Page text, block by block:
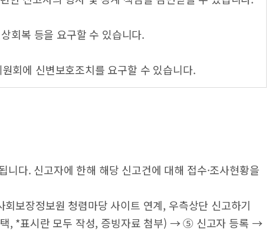
회복 등을 요구할 수 있습니다.
회에 신변보호조치를 요구할 수 있습니다.
다. 신고자에 한해 해당 신고건에 대해 접수·조사현황을
장정보원 청렴마당 사이트 연계, 우측상단 신고하기
, *표시란 모두 작성, 증빙자료 첨부) → ⑤ 신고자 등록 →